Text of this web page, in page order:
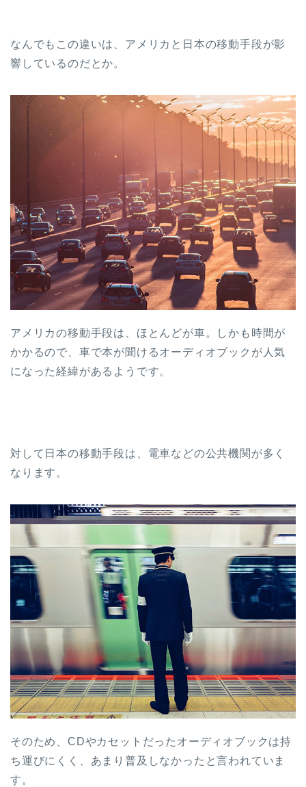
なんでもこの違いは、アメリカと日本の移動手段が影
響しているのだとか。
アメリカの移動手段は、ほとんどが車。しかも時間が
かかるので、車で本が聞けるオーディオブックが人気
になった経緯があるようです。
対して日本の移動手段は、電車などの公共機関が多く
なります。
そのため、CDやカセットだったオーディオブックは持
ち運びにくく、あまり普及しなかったと言われていま
す。